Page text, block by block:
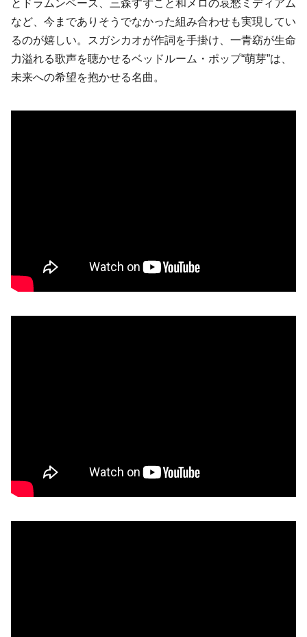
とドラムンベース、三森すずこと和メロの哀愁ミディアム
など、今までありそうでなかった組み合わせも実現してい
るのが嬉しい。スガシカオが作詞を手掛け、一青窈が生命
力溢れる歌声を聴かせるベッドルーム・ポップ“萌芽”は、
未来への希望を抱かせる名曲。